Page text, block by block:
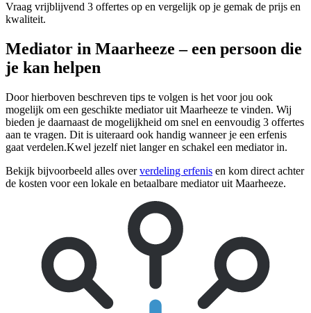
Vraag vrijblijvend 3 offertes op en vergelijk op je gemak de prijs en
kwaliteit.
Mediator in Maarheeze – een persoon die
je kan helpen
Door hierboven beschreven tips te volgen is het voor jou ook
mogelijk om een geschikte mediator uit Maarheeze te vinden. Wij
bieden je daarnaast de mogelijkheid om snel en eenvoudig 3 offertes
aan te vragen. Dit is uiteraard ook handig wanneer je een erfenis
gaat verdelen.Kwel jezelf niet langer en schakel een mediator in.
Bekijk bijvoorbeeld alles oververdeling erfenis en kom direct achter
de kosten voor een lokale en betaalbare mediator uit Maarheeze.